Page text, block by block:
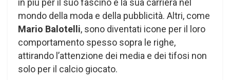
mondo della moda e della pubblicità. Altri, come
Mario Balotelli, sono diventati icone per il loro
comportamento spesso sopra le righe,
attirando l’attenzione dei media e dei tifosi non
solo per il calcio giocato.